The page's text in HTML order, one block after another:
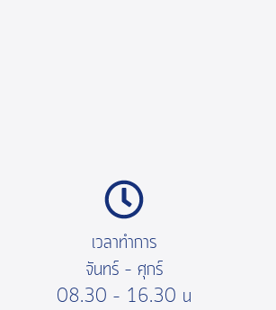
เวลาทำการ
จันทร์ – ศุกร์
08.30 – 16.30 น